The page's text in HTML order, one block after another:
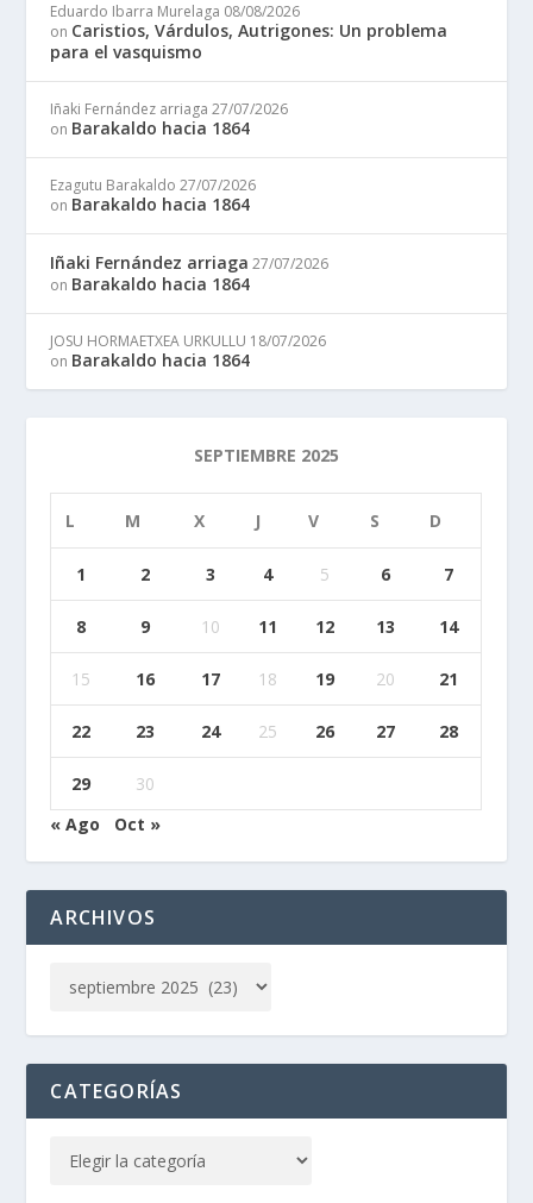
Eduardo Ibarra Murelaga 08/08/2026
on Caristios, Várdulos, Autrigones: Un problema
para el vasquismo
Iñaki Fernández arriaga 27/07/2026
on Barakaldo hacia 1864
Ezagutu Barakaldo 27/07/2026
on Barakaldo hacia 1864
Iñaki Fernández arriaga 27/07/2026
on Barakaldo hacia 1864
JOSU HORMAETXEA URKULLU 18/07/2026
on Barakaldo hacia 1864
SEPTIEMBRE 2025
L M X J V S D
1 2 3 4 5 6 7
8 9 10 11 12 13 14
15 16 17 18 19 20 21
22 23 24 25 26 27 28
29
30
« Ago
Oct »
ARCHIVOS
CATEGORÍAS